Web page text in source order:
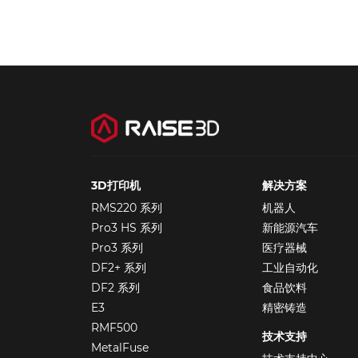
3D打印机
RMS220 系列
Pro3 HS 系列
Pro3 系列
DF2+ 系列
DF2 系列
E3
RMF500
MetalFuse
解决方案
机器人
新能源汽车
医疗器械
工业自动化
食品饮料
精密铸造
技术支持